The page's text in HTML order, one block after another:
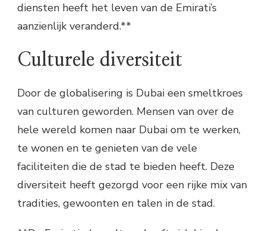
diensten heeft het leven van de Emirati’s
aanzienlijk veranderd.**
Culturele diversiteit
Door de globalisering is Dubai een smeltkroes
van culturen geworden. Mensen van over de
hele wereld komen naar Dubai om te werken,
te wonen en te genieten van de vele
faciliteiten die de stad te bieden heeft. Deze
diversiteit heeft gezorgd voor een rijke mix van
tradities, gewoonten en talen in de stad.